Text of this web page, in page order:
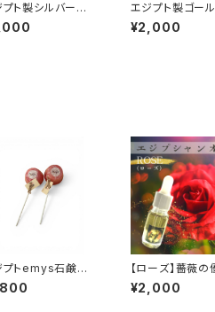
ト製シルバー丸
ス
エジプト製ゴー
ート型ピアス
¥2,000
プトemys石鹸
ップ
【ローズ】薔薇の
香り
¥2,000